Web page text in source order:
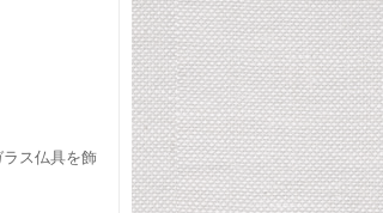
ス仏具を飾